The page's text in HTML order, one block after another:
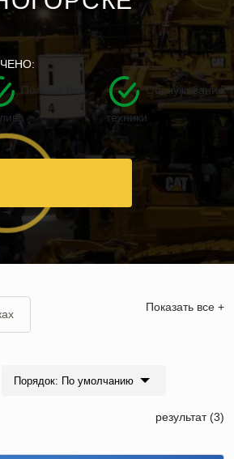
Полный бак Обслуживание
техники
Показать все +
Порядок: По умолчанию
результат (3)